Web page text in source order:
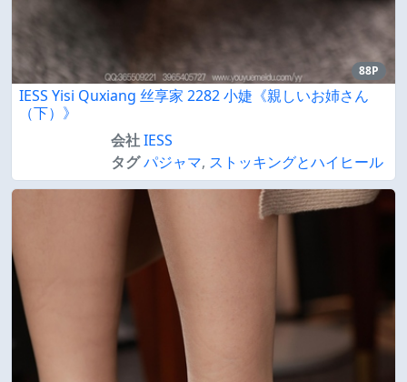
88P
IESS Yisi Quxiang 丝享家 2282 小婕《親しいお姉さん
（下）》
会社IESS
タグパジャマ, ストッキングとハイヒール